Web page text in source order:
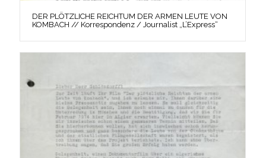
DER PLÖTZLICHE REICHTUM DER ARMEN LEUTE VON
KOMBACH // Korrespondenz / Journalist „L’Express“